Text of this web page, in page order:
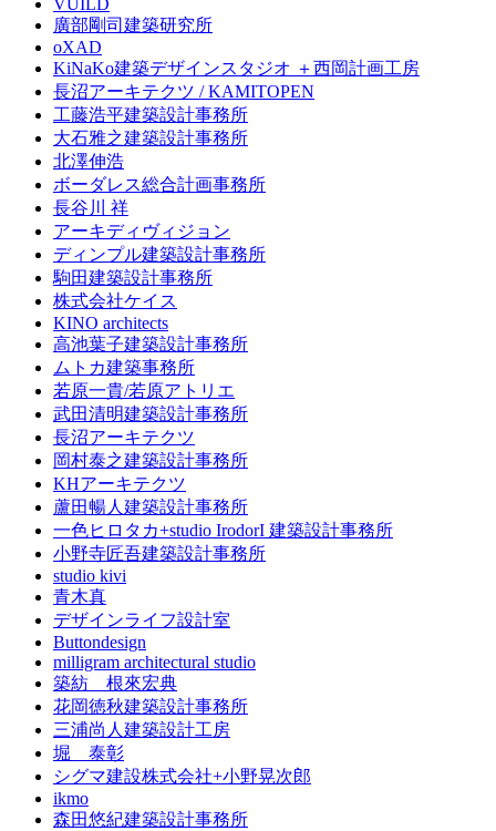
VUILD
廣部剛司建築研究所
oXAD
KiNaKo建築デザインスタジオ ＋西岡計画工房
長沼アーキテクツ / KAMITOPEN
工藤浩平建築設計事務所
大石雅之建築設計事務所
北澤伸浩
ボーダレス総合計画事務所
長谷川 祥
アーキディヴィジョン
ディンプル建築設計事務所
駒田建築設計事務所
株式会社ケイス
KINO architects
高池葉子建築設計事務所
ムトカ建築事務所
若原一貴/若原アトリエ
武田清明建築設計事務所
長沼アーキテクツ
岡村泰之建築設計事務所
KHアーキテクツ
蘆田暢人建築設計事務所
一色ヒロタカ+studio IrodorI 建築設計事務所
小野寺匠吾建築設計事務所
studio kivi
青木真
デザインライフ設計室
Buttondesign
milligram architectural studio
築紡 根來宏典
花岡徳秋建築設計事務所
三浦尚人建築設計工房
堀 泰彰
シグマ建設株式会社+小野晃次郎
ikmo
森田悠紀建築設計事務所